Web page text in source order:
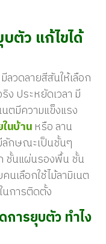
ตัว แก้ไขได้
วดลายสีสันให้เลือก
ง ประหยัดเวลา มี
ตมีความแข็งแรง
นบ้าน หรือ ลาน
ลักษณะเป็นชั้นๆ
ชั้นแผ่นรองพื้น ชั้น
นเลือกใช้ไม้ลามิเนต
การติดตั้ง
การยุบตัว ทำไง